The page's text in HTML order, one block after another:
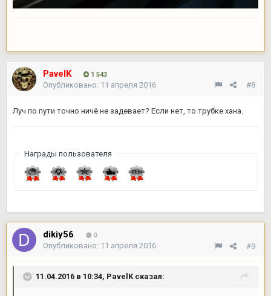
PavelK 1 543
#8
Опубликовано: 11 апреля 2016
Луч по пути точно ничё не задевает? Если нет, то трубке хана.
Награды пользователя
dikiy56 0
#9
Опубликовано: 11 апреля 2016
11.04.2016 в 10:34, PavelKсказал: